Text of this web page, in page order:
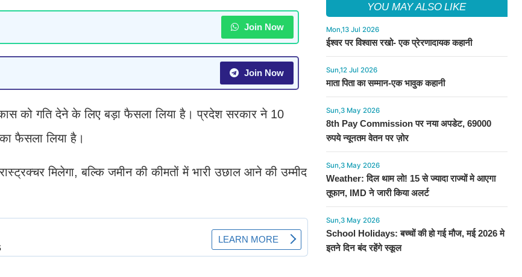
Join Now
Join Now
को गति देने के लिए बड़ा फैसला लिया है। प्रदेश सरकार ने 10
फैसला लिया है।
मिलेगा, बल्कि जमीन की कीमतों में भारी उछाल आने की उम्मीद
YOU MAY ALSO LIKE
Mon,13 Jul 2026
ईश्वर पर विश्वास रखो- एक प्रेरणादायक कहानी
Sun,12 Jul 2026
माता पिता का सम्मान-एक भावुक कहानी
Sun,3 May 2026
8th Pay Commission पर नया अपडेट, 69000
रुपये न्यूनतम वेतन पर ज़ोर
Sun,3 May 2026
Weather: दिल थाम लो! 15 से ज्यादा राज्यों मे आएगा
तूफान, IMD ने जारी किया अलर्ट
Sun,3 May 2026
School Holidays: बच्चों की हो गई मौज, मई 2026 मे
इतने दिन बंद रहेंगे स्कूल